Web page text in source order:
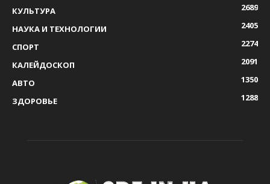
КУЛЬТУРА
2689
НАУКА И ТЕХНОЛОГИИ
2405
СПОРТ
2274
КАЛЕЙДОСКОП
2091
АВТО
1350
ЗДОРОВЬЕ
1288